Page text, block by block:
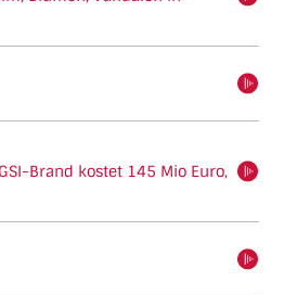
Brand kostet 145 Mio Euro,
hören